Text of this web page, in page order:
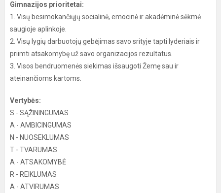
Gimnazijos prioritetai:
1. Visų besimokančiųjų socialinė, emocinė ir akadėminė sėkmė
saugioje aplinkoje.
2. Visų lygių darbuotojų gebėjimas savo srityje tapti lyderiais ir
priimti atsakomybę už savo organizacijos rezultatus.
3. Visos bendruomenės siekimas išsaugoti Žemę sau ir
ateinančioms kartoms.
Vertybės:
S - SĄŽININGUMAS
A - AMBICINGUMAS
N - NUOSEKLUMAS
T - TVARUMAS
A - ATSAKOMYBĖ
R - REIKLUMAS
A - ATVIRUMAS